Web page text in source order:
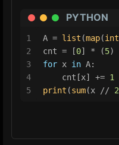
PYTHON
1
2
3
4
5
A = list (map(int
cnt = [0] * (5)
for x in A:
    cnt[x] +=
1
print (sum(x // 2